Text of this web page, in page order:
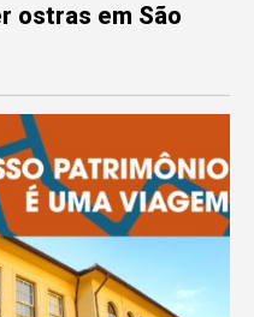
ostras em São